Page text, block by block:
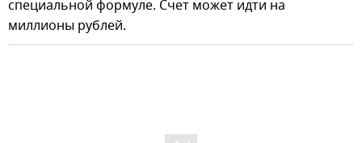
специальной формуле. Счет может идти на
миллионы рублей.